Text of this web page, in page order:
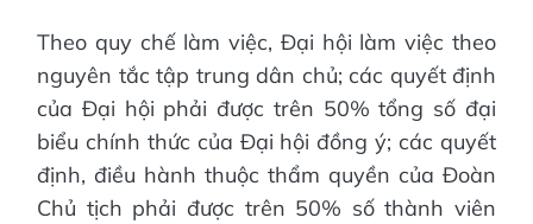
Theo quy chế làm việc, Đại hội làm việc theo
nguyên tắc tập trung dân chủ; các quyết định
của Đại hội phải được trên 50% tổng số đại
biểu chính thức của Đại hội đồng ý; các quyết
định, điều hành thuộc thẩm quyền của Đoàn
Chủ tịch phải được trên 50% số thành viên